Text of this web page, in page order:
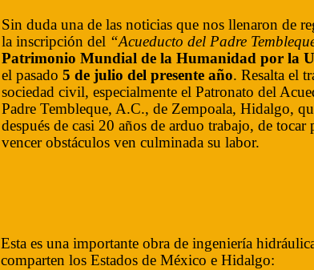
Sin duda una de las noticias que nos llenaron de
la inscripción del “Acueducto del Padre
Patrimonio Mundial de la Humanidad por la
el pasado 5 de julio del presente año. Resalta el
sociedad civil, especialmente el Patronato del
Padre Tembleque, A.C., de Zempoala, Hidalgo,
después de casi 20 años de arduo trabajo, de tocar
vencer obstáculos ven culminada su labor.
Esta es una importante obra de ingeniería
comparten los Estados de México e Hidalgo: